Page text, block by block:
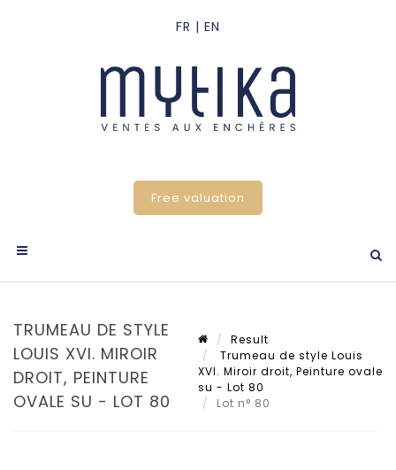
Free valuation
TRUMEAU DE STYLE
LOUIS XVI. MIROIR
DROIT, PEINTURE
OVALE SU - LOT 80
Result
Trumeau de style Louis
XVI. Miroir droit, Peinture ovale
su - Lot 80
Lot n° 80